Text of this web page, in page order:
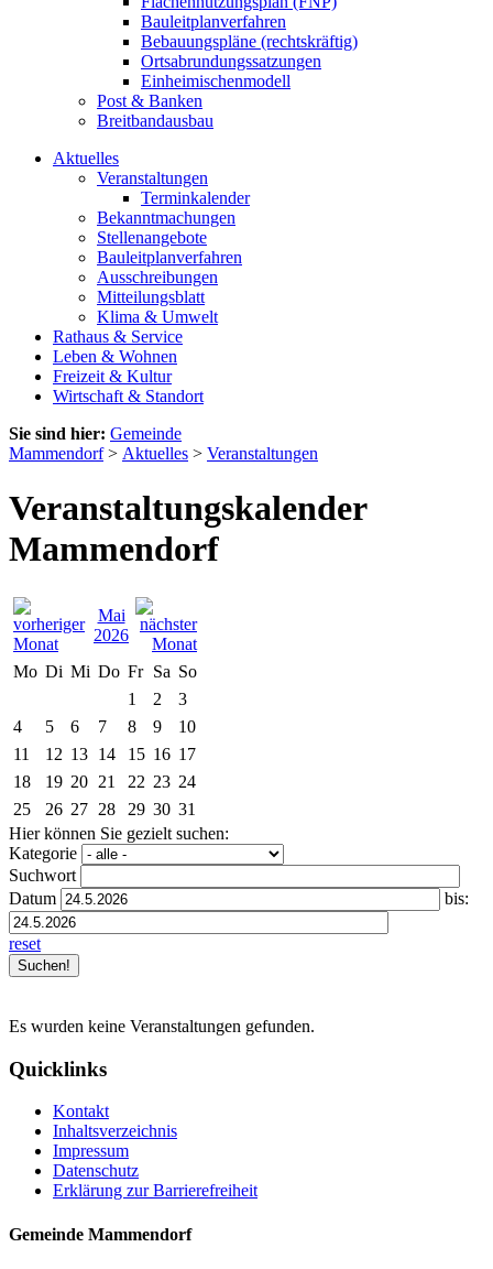
Bauleitplanverfahren
Bebauungspläne (rechtskräftig)
Ortsabrundungssatzungen
Einheimischenmodell
Post & Banken
Breitbandausbau
Aktuelles
Veranstaltungen
Terminkalender
Bekanntmachungen
Stellenangebote
Bauleitplanverfahren
Ausschreibungen
Mitteilungsblatt
Klima & Umwelt
Rathaus & Service
Leben & Wohnen
Freizeit & Kultur
Wirtschaft & Standort
Sie sind hier: Gemeinde
Mammendorf> Aktuelles > Veranstaltungen
Veranstaltungskalender
Mammendorf
Mai
2026
Mo Di Mi Do Fr Sa So
1
2
3
4
5 6 7 8 9
10
11
12 13 14 15 16 17
18
19 20 21 22 23 24
25
26 27 28 29 30 31
Hier können Sie gezielt suchen:
Kategorie
Suchwort
Datum
bis:
reset
Es wurden keine Veranstaltungen gefunden.
Quicklinks
Kontakt
Inhaltsverzeichnis
Impressum
Datenschutz
Erklärung zur Barrierefreiheit
Gemeinde Mammendorf